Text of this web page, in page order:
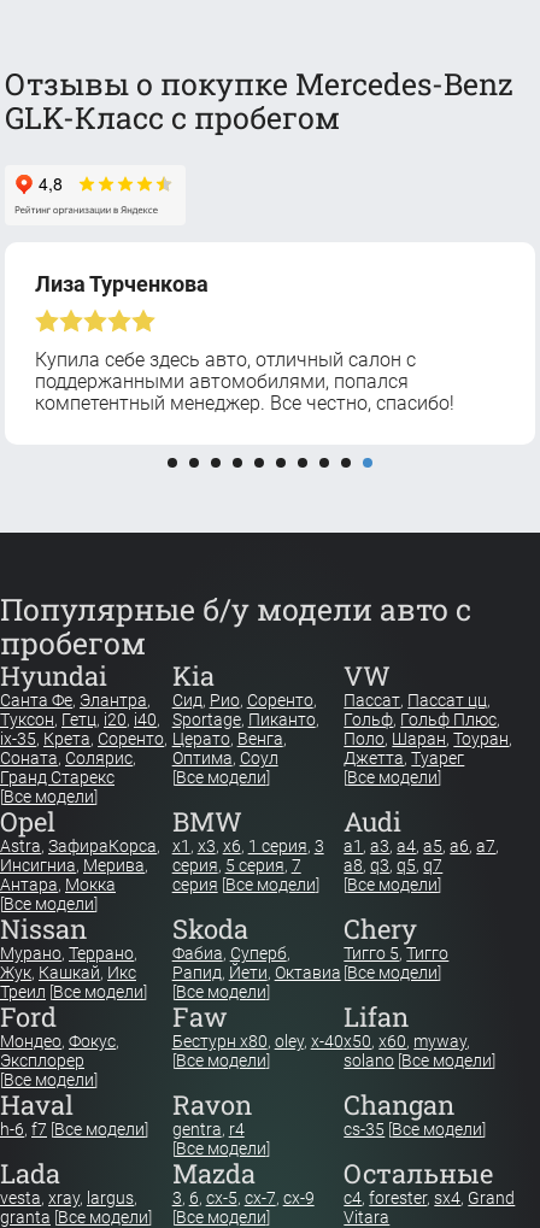
Отзывы о покупке Mercedes-Benz
GLK-Класс с пробегом
Лиза Турченкова
Купила себе здесь авто, отличный салон с
поддержанными автомобилями, попался
компетентный менеджер. Все честно, спасибо!
Популярные б/у модели авто с
пробегом
Hyundai
Санта Фе, Элантра,
Туксон, Гетц, i20, i40,
ix-35, Крета, Соренто,
Соната, Солярис,
Гранд Старекс
[Все модели]
Kia
Сид, Рио, Соренто,
Sportage, Пиканто,
Церато, Венга,
Оптима, Соул
[Все модели]
VW
Пассат, Пассат цц,
Гольф, Гольф Плюс,
Поло, Шаран,Тоуран,
Джетта,Туарег
[Все модели]
Opel
Astra, ЗафираКорса,
Инсигниа, Мерива,
Антара, Мокка
[Все модели]
BMW
x1 , x3, x6, 1 серия, 3
серия, 5 серия, 7
серия [Все модели]
Audi
a1 ,a3,a4,a5,a6,a7,
a8,q3,q5,q7
[Все модели]
Nissan
Мурано, Террано,
Жук, Кашкай, Икс
Треил [Все модели]
Skoda
Фабиа, Суперб,
Рапид, Йети, Октавиа
[Все модели]
Chery
Тигго 5,Тигго
[Все модели]
Ford
Мондео, Фокус,
Эксплорер
[Все модели]
Faw
Бестурн х80, oley, x-40
[Все модели]
Lifan
x50,x60, myway,
solano [Все модели]
Haval
h-6, f7 [Все модели]
Ravon
gentra, r4
[Все модели]
Changan
cs-35 [Все модели]
Lada
vesta, xray, largus,
granta [Все модели]
Mazda
3, 6, cx-5, cx-7, cx-9
[Все модели]
Остальные
c4,forester,sx4, Grand
Vitara